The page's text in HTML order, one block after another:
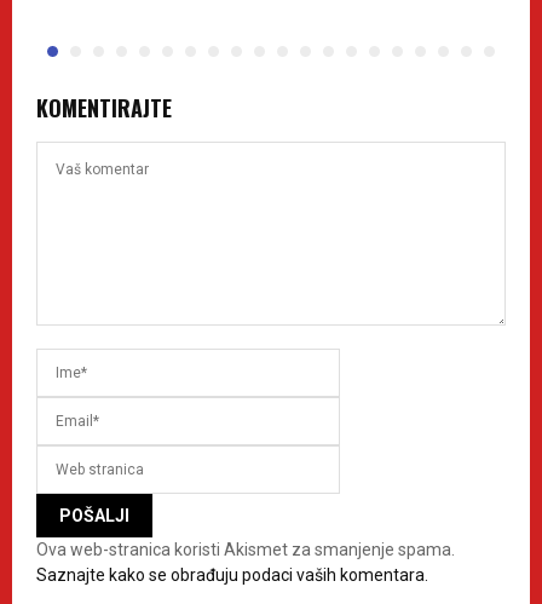
KOMENTIRAJTE
Ova web-stranica koristi Akismet za smanjenje spama.
Saznajte kako se obrađuju podaci vaših komentara.